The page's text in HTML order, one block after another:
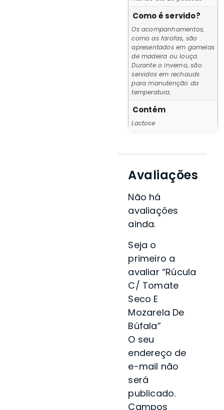
Como é servido?
Os acompanhamentos,
como as farofas, são
apresentados em gamelas
de madeira ou louça.
Durante o inverno, são
servidos em rechauds
para manutenção da
temperatura.
Contém
Lactose
Avaliações
Não há
avaliações
ainda.
Seja o
primeiro a
avaliar “Rúcula
C/ Tomate
Seco E
Mozarela De
Búfala”
O seu
endereço de
e-mail não
será
publicado.
Campos